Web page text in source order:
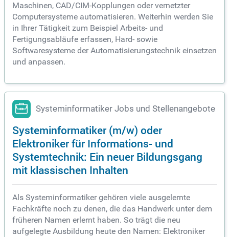
Maschinen, CAD/CIM-Kopplungen oder vernetzter
Computersysteme automatisieren. Weiterhin werden Sie
in Ihrer Tätigkeit zum Beispiel Arbeits- und
Fertigungsabläufe erfassen, Hard- sowie
Softwaresysteme der Automatisierungstechnik einsetzen
und anpassen.
Systeminformatiker Jobs und Stellenangebote
Systeminformatiker (m/w) oder
Elektroniker für Informations- und
Systemtechnik: Ein neuer Bildungsgang
mit klassischen Inhalten
Als Systeminformatiker gehören viele ausgelernte
Fachkräfte noch zu denen, die das Handwerk unter dem
früheren Namen erlernt haben. So trägt die neu
aufgelegte Ausbildung heute den Namen: Elektroniker